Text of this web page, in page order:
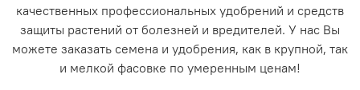
качественных профессиональных удобрений и средств
защиты растений от болезней и вредителей. У нас Вы
можете заказать семена и удобрения, как в крупной, так
и мелкой фасовке по умеренным ценам!